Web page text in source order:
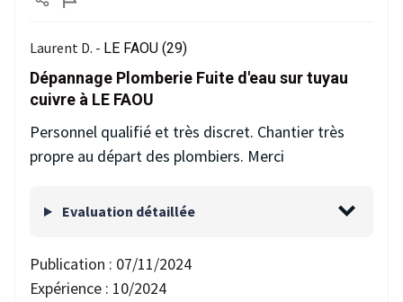
Laurent D. - LE FAOU (29)
Dépannage Plomberie Fuite d'eau sur tuyau
cuivre à LE FAOU
Personnel qualifié et très discret. Chantier très
propre au départ des plombiers. Merci
Evaluation détaillée
Publication : 07/11/2024
Expérience : 10/2024